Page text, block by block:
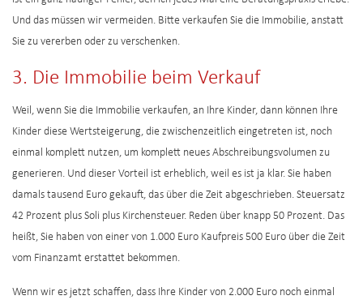
Und das müssen wir vermeiden. Bitte verkaufen Sie die Immobilie, anstatt
Sie zu vererben oder zu verschenken.
3. Die Immobilie beim Verkauf
Weil, wenn Sie die Immobilie verkaufen, an Ihre Kinder, dann können Ihre
Kinder diese Wertsteigerung, die zwischenzeitlich eingetreten ist, noch
einmal komplett nutzen, um komplett neues Abschreibungsvolumen zu
generieren. Und dieser Vorteil ist erheblich, weil es ist ja klar. Sie haben
damals tausend Euro gekauft, das über die Zeit abgeschrieben. Steuersatz
42 Prozent plus Soli plus Kirchensteuer. Reden über knapp 50 Prozent. Das
heißt, Sie haben von einer von 1.000 Euro Kaufpreis 500 Euro über die Zeit
vom Finanzamt erstattet bekommen.
Wenn wir es jetzt schaffen, dass Ihre Kinder von 2.000 Euro noch einmal